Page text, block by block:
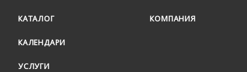
КАТАЛОГ
КАЛЕНДАРИ
УСЛУГИ
КОМПАНИЯ